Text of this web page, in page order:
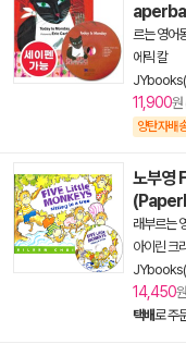
르는 영어
에릭 칼
JYbooks(
11,900원
양탄자배
노부영
래부르는
아이린 크
JYbooks(
14,450
택배로 주